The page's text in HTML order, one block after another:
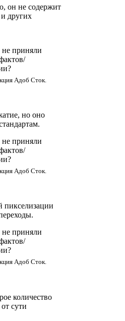
он не содержит
других
Адоб Сток.
но оно
Адоб Сток.
пикселизации
Адоб Сток.
количество
сути